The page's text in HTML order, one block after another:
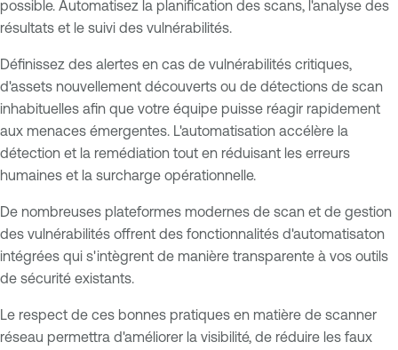
possible. Automatisez la planification des scans, l'analyse des
résultats et le suivi des vulnérabilités.
Définissez des alertes en cas de vulnérabilités critiques,
d'assets nouvellement découverts ou de détections de scan
inhabituelles afin que votre équipe puisse réagir rapidement
aux menaces émergentes. L'automatisation accélère la
détection et la remédiation tout en réduisant les erreurs
humaines et la surcharge opérationnelle.
De nombreuses plateformes modernes de scan et de gestion
des vulnérabilités offrent des fonctionnalités d'automatisaton
intégrées qui s'intègrent de manière transparente à vos outils
de sécurité existants.
Le respect de ces bonnes pratiques en matière de scanner
réseau permettra d'améliorer la visibilité, de réduire les faux